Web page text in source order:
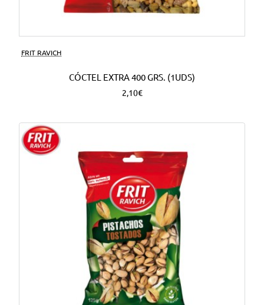
FRIT RAVICH
CÓCTEL EXTRA 400 GRS. (1UDS)
2,10€